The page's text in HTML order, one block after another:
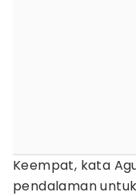
Keempat, kata
pendalaman